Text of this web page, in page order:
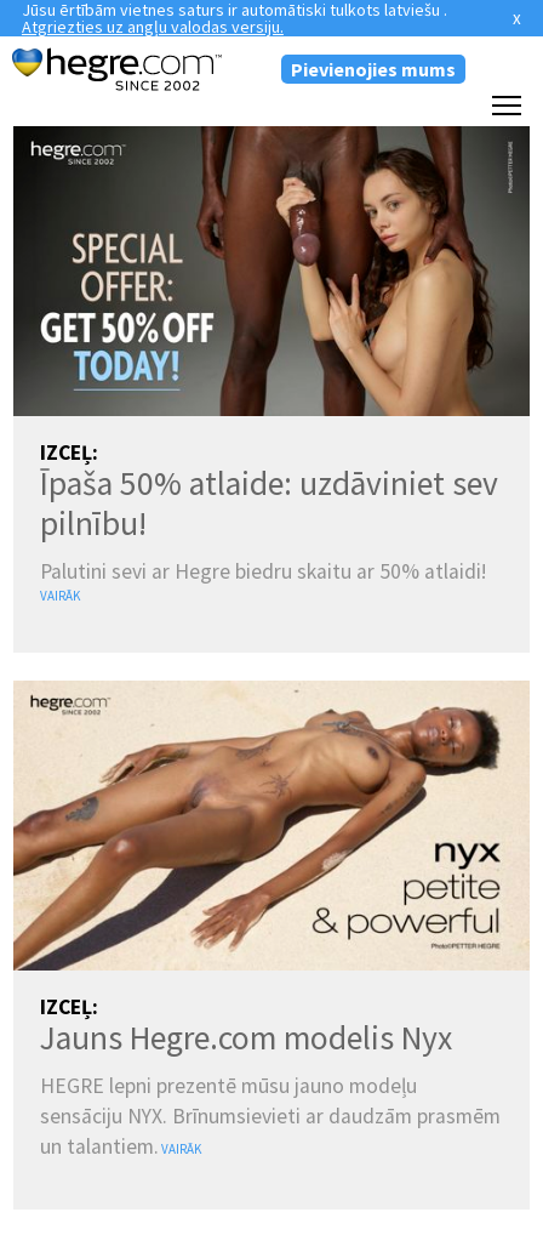
Jūsu ērtībām vietnes saturs ir automātiski tulkots latviešu .
Atgriezties uz angļu valodas versiju. x
PĀRSLĒGTIES UZ TUMŠO REŽĪMU
VALSTS:
(mainīt)
VALODAS:
ENGLISH
Pievienojies mums
IZCEĻ:
Īpaša 50% atlaide: uzdāviniet sev
pilnību!
Palutini sevi ar Hegre biedru skaitu ar 50% atlaidi!
VAIRĀK
IZCEĻ:
Jauns Hegre.com modelis Nyx
HEGRE lepni prezentē mūsu jauno modeļu
sensāciju NYX. Brīnumsievieti ar daudzām prasmēm
un talantiem. VAIRĀK